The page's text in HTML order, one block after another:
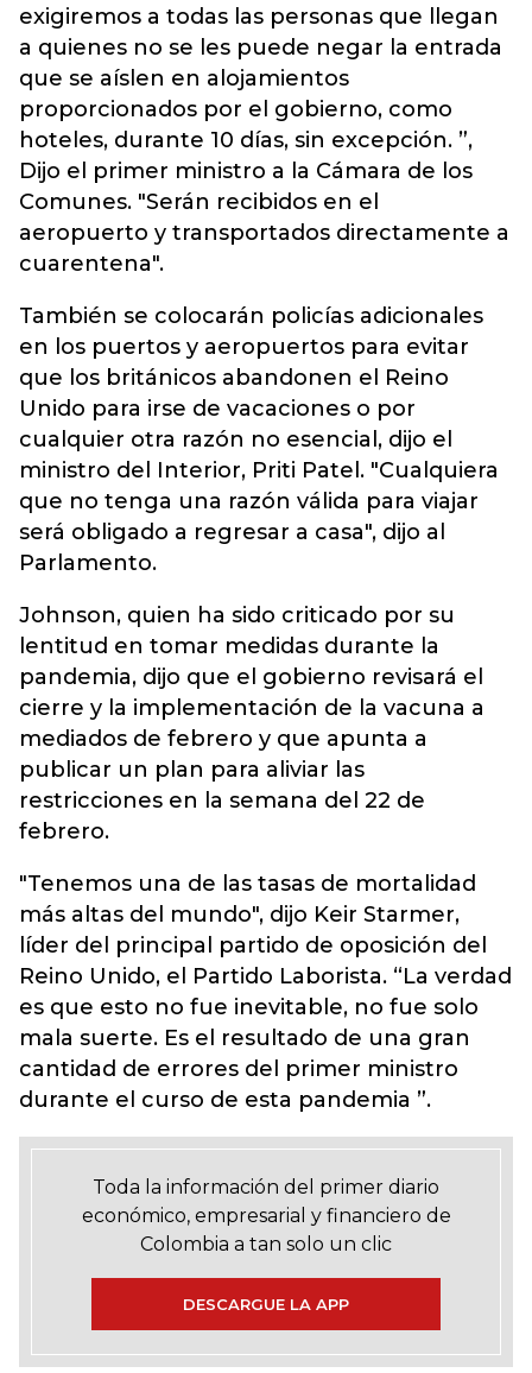
exigiremos a todas las personas que llegan
a quienes no se les puede negar la entrada
que se aíslen en alojamientos
proporcionados por el gobierno, como
hoteles, durante 10 días, sin excepción. ”,
Dijo el primer ministro a la Cámara de los
Comunes. "Serán recibidos en el
aeropuerto y transportados directamente a
cuarentena".
También se colocarán policías adicionales
en los puertos y aeropuertos para evitar
que los británicos abandonen el Reino
Unido para irse de vacaciones o por
cualquier otra razón no esencial, dijo el
ministro del Interior, Priti Patel. "Cualquiera
que no tenga una razón válida para viajar
será obligado a regresar a casa", dijo al
Parlamento.
Johnson, quien ha sido criticado por su
lentitud en tomar medidas durante la
pandemia, dijo que el gobierno revisará el
cierre y la implementación de la vacuna a
mediados de febrero y que apunta a
publicar un plan para aliviar las
restricciones en la semana del 22 de
febrero.
"Tenemos una de las tasas de mortalidad
más altas del mundo", dijo Keir Starmer,
líder del principal partido de oposición del
Reino Unido, el Partido Laborista. “La verdad
es que esto no fue inevitable, no fue solo
mala suerte. Es el resultado de una gran
cantidad de errores del primer ministro
durante el curso de esta pandemia ”.
Toda la información del primer diario
económico, empresarial y financiero de
Colombia a tan solo un clic
DESCARGUE LA APP